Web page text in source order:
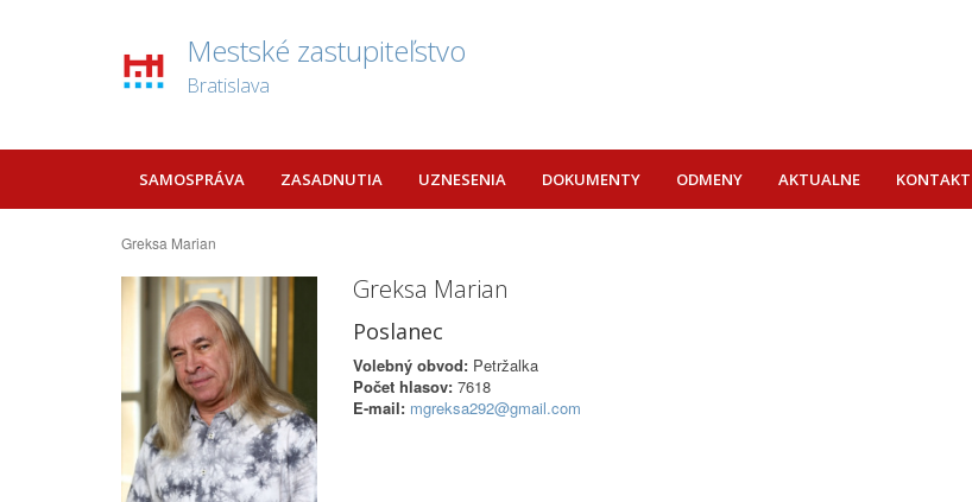
Mestské zastupiteľstvo
Bratislava
SAMOSPRÁVA ZASADNUTIA UZNESENIA DOKUMENTY ODMENY AKTUALNE KONTAKT
Greksa Marian
Greksa Marian
Poslanec
Volebný obvod: Petržalka
Počet hlasov: 7618
E-mail: mgreksa292@gmail.com